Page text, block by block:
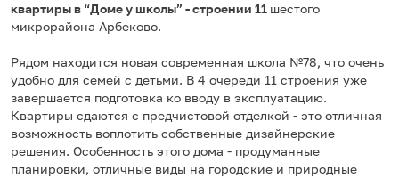
квартиры в “Доме у школы” - строении 11 шестого
микрорайона Арбеково.
Рядом находится новая современная школа №78, что очень
удобно для семей с детьми. В 4 очереди 11 строения уже
завершается подготовка ко вводу в эксплуатацию.
Квартиры сдаются с предчистовой отделкой - это отличная
возможность воплотить собственные дизайнерские
решения. Особенность этого дома - продуманные
планировки, отличные виды на городские и природные